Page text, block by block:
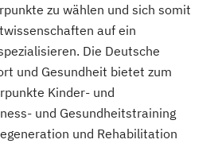
zu wählen und sich somit
auf ein
Die Deutsche
und Gesundheit bietet zum
Kinder- und
und Gesundheitstraining
und Rehabilitation